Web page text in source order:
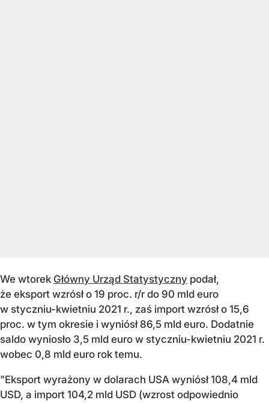
We wtorek Główny Urząd Statystyczny podał,
że eksport wzrósł o 19 proc. r/r do 90 mld euro
w styczniu-kwietniu 2021 r., zaś import wzrósł o 15,6
proc. w tym okresie i wyniósł 86,5 mld euro. Dodatnie
saldo wyniosło 3,5 mld euro w styczniu-kwietniu 2021 r.
wobec 0,8 mld euro rok temu.
"Eksport wyrażony w dolarach USA wyniósł 108,4 mld
USD, a import 104,2 mld USD (wzrost odpowiednio